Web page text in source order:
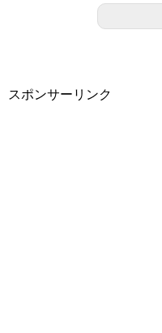
スポンサーリンク